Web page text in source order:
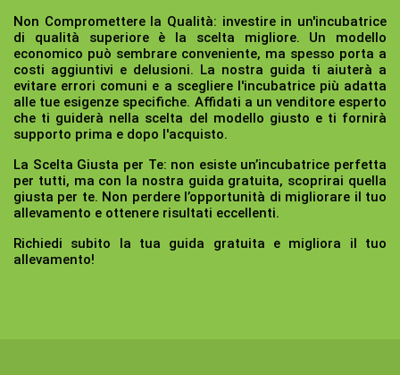
Non Compromettere la Qualità: investire in un'incubatrice
di qualità superiore è la scelta migliore. Un modello
economico può sembrare conveniente, ma spesso porta a
costi aggiuntivi e delusioni. La nostra guida ti aiuterà a
evitare errori comuni e a scegliere l'incubatrice più adatta
alle tue esigenze specifiche. Affidati a un venditore esperto
che ti guiderà nella scelta del modello giusto e ti fornirà
supporto prima e dopo l'acquisto.
La Scelta Giusta per Te: non esiste un’incubatrice perfetta
per tutti, ma con la nostra guida gratuita, scoprirai quella
giusta per te. Non perdere l’opportunità di migliorare il tuo
allevamento e ottenere risultati eccellenti.
Richiedi subito la tua guida gratuita e migliora il tuo
allevamento!